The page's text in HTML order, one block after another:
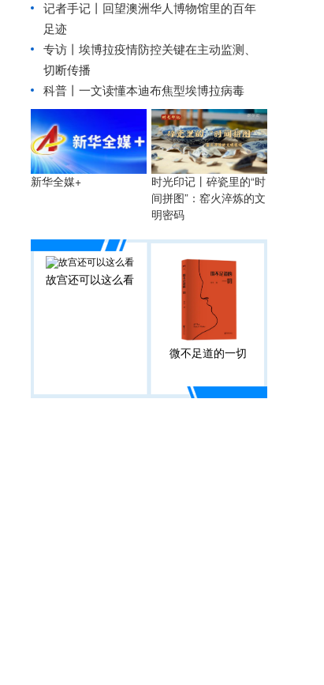
记者手记丨回望澳洲华人博物馆里的百年
足迹
专访丨埃博拉疫情防控关键在主动监测、
切断传播
科普丨一文读懂本迪布焦型埃博拉病毒
新华全媒+
时光印记丨碎瓷里的“时
间拼图”：窑火淬炼的文
明密码
故宫还可以这么看
微不足道的一切